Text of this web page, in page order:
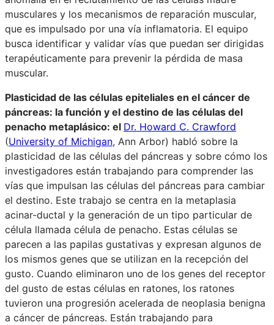
musculares y los mecanismos de reparación muscular,
que es impulsado por una vía inflamatoria. El equipo
busca identificar y validar vías que puedan ser dirigidas
terapéuticamente para prevenir la pérdida de masa
muscular.
Plasticidad de las células epiteliales en el cáncer de
páncreas: la función y el destino de las células del
penacho metaplásico: el Dr. Howard C. Crawford
(University of Michigan, Ann Arbor) habló sobre la
plasticidad de las células del páncreas y sobre cómo los
investigadores están trabajando para comprender las
vías que impulsan las células del páncreas para cambiar
el destino. Este trabajo se centra en la metaplasia
acinar-ductal y la generación de un tipo particular de
célula llamada célula de penacho. Estas células se
parecen a las papilas gustativas y expresan algunos de
los mismos genes que se utilizan en la recepción del
gusto. Cuando eliminaron uno de los genes del receptor
del gusto de estas células en ratones, los ratones
tuvieron una progresión acelerada de neoplasia benigna
a cáncer de páncreas. Están trabajando para